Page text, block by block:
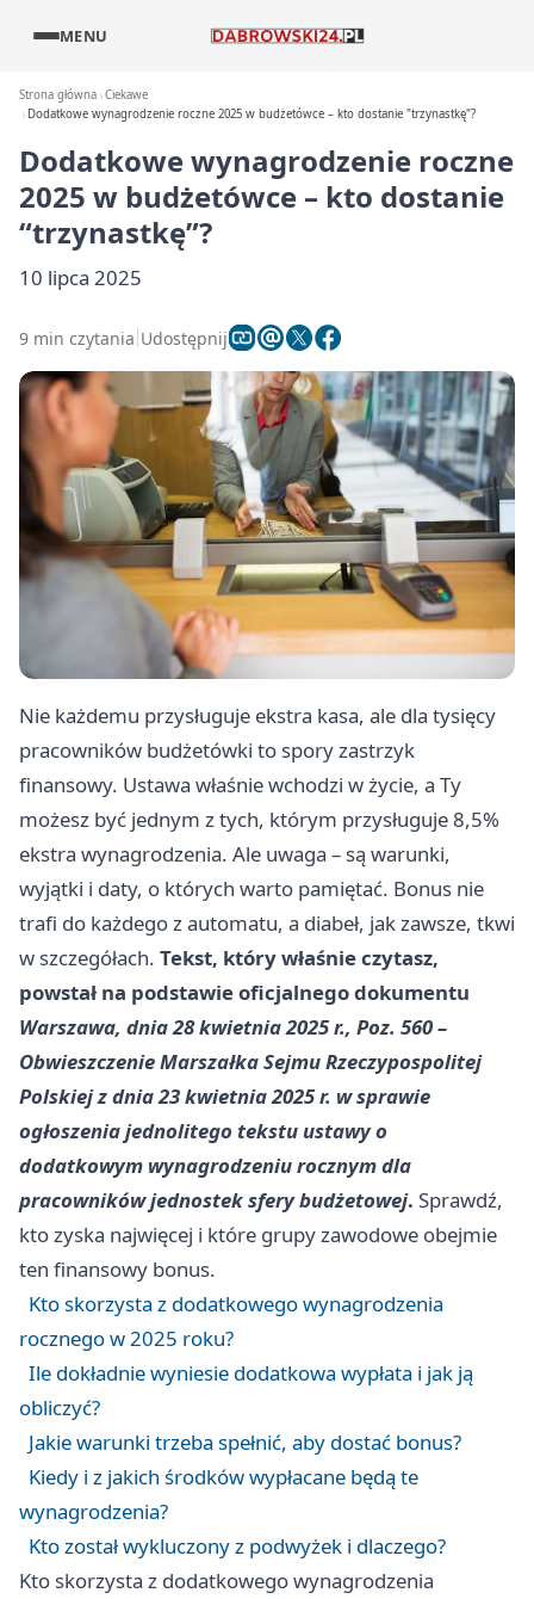
MENU
Strona główna Ciekawe
Dodatkowe wynagrodzenie roczne 2025 w budżetówce – kto dostanie "trzynastkę"?
Dodatkowe wynagrodzenie roczne
2025 w budżetówce – kto dostanie
“trzynastkę”?
10 lipca 2025
9 min czytania Udostępnij
Nie każdemu przysługuje ekstra kasa, ale dla tysięcy
pracowników budżetówki to spory zastrzyk
finansowy. Ustawa właśnie wchodzi w życie, a Ty
możesz być jednym z tych, którym przysługuje 8,5%
ekstra wynagrodzenia. Ale uwaga – są warunki,
wyjątki i daty, o których warto pamiętać. Bonus nie
trafi do każdego z automatu, a diabeł, jak zawsze, tkwi
w szczegółach. Tekst, który właśnie czytasz,
powstał na podstawie oficjalnego dokumentu
Warszawa, dnia 28 kwietnia 2025 r., Poz. 560 –
Obwieszczenie Marszałka Sejmu Rzeczypospolitej
Polskiej z dnia 23 kwietnia 2025 r. w sprawie
ogłoszenia jednolitego tekstu ustawy o
dodatkowym wynagrodzeniu rocznym dla
pracowników jednostek sfery budżetowej. Sprawdź,
kto zyska najwięcej i które grupy zawodowe obejmie
ten finansowy bonus.
Kto skorzysta z dodatkowego wynagrodzenia
rocznego w 2025 roku?
Ile dokładnie wyniesie dodatkowa wypłata i jak ją
obliczyć?
Jakie warunki trzeba spełnić, aby dostać bonus?
Kiedy i z jakich środków wypłacane będą te
wynagrodzenia?
Kto został wykluczony z podwyżek i dlaczego?
Kto skorzysta z dodatkowego wynagrodzenia